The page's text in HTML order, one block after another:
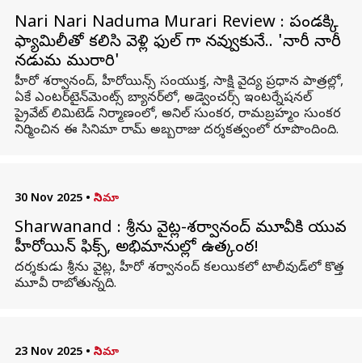
Nari Nari Naduma Murari Review : పండక్కి
ఫ్యామిలీతో కలిసి వెళ్లి ఫుల్ గా నవ్వుకునే.. 'నారీ నారీ
నడుమ మురారి'
హీరో శర్వానంద్, హీరోయిన్స్ సంయుక్త, సాక్షి వైద్య ప్రధాన పాత్రల్లో,
ఏకే ఎంటర్‌టైన్‌మెంట్స్ బ్యానర్‌లో, అడ్వెంచర్స్ ఇంటర్నేషనల్
ప్రైవేట్ లిమిటెడ్ నిర్మాణంలో, అనిల్ సుంకర, రామబ్రహ్మం సుంకర
నిర్మించిన ఈ సినిమా రామ్ అబ్బరాజు దర్శకత్వంలో రూపొందింది.
30 Nov 2025 • సినిమా
Sharwanand : శ్రీను వైట్ల-శర్వానంద్ మూవీకి యువ
హీరోయిన్ ఫిక్స్, అభిమానుల్లో ఉత్కంఠ!
దర్శకుడు శ్రీను వైట్ల, హీరో శర్వానంద్ కలయికలో టాలీవుడ్‌లో కొత్త
మూవీ రాబోతున్నది.
23 Nov 2025 • సినిమా